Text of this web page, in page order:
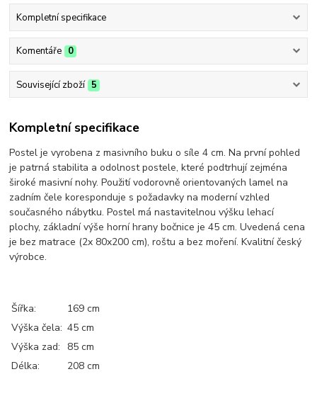
Kompletní specifikace
Komentáře 0
Související zboží 5
Kompletní specifikace
Postel je vyrobena z masivního buku o síle 4 cm.Na první pohled
je patrná stabilita a odolnost postele, které podtrhují zejména
široké masivní nohy. Použití vodorovně orientovaných lamel na
zadním čele koresponduje s požadavky na moderní vzhled
současného nábytku. Postel má nastavitelnou výšku lehací
plochy, základní výše horní hrany bočnice je 45 cm. Uvedená cena
je bez matrace (2x 80x200 cm), roštu a bez moření. Kvalitní český
výrobce.
Šířka:
169 cm
Výška čela: 45 cm
Výška zad:
85 cm
Délka:
208 cm